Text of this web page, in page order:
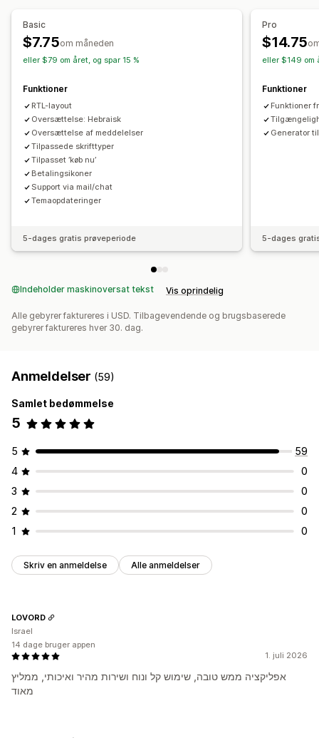
Basic
$7.75om måneden
eller $79 om året, og spar 15 %
Funktioner
RTL-layout
Oversættelse: Hebraisk
Oversættelse af meddelelser
Tilpassede skrifttyper
Tilpasset ’køb nu’
Betalingsikoner
Support via mail/chat
Temaopdateringer
5-dages gratis prøveperiode
Pro
$14.75
eller $149 om
Funktioner
Funktioner
Generator
5-dages
Indeholder maskinoversat tekst Vis oprindelig
Alle gebyrer faktureres i USD. Tilbagevendende og brugsbaserede
gebyrer faktureres hver 30. dag.
Anmeldelser (59)
Samlet bedømmelse
5
5
59
4
0
3
0
2
0
1
0
Skriv en anmeldelse Alle anmeldelser
1. juli 2026
אפליקציה ממש טובה, שימוש קל ונוח ושירות מהיר ואיכותי, ממליץ
מאוד
LOVORD
Israel
14 dage bruger appen